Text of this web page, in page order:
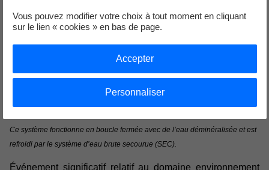
correspondait pas à la configuration du réacteur.
Toutefois, les échangeurs sont restés pleinement fonctionnels tout au
long de cette période. Les équipes ont donc recalculé les valeurs avec
des données corrigées, assurant ainsi la conformité des résultats.
Ce système fonctionne en boucle fermée avec de l’eau déminéralisée et est
refroidi par le système d’eau brute secourue (SEC).
Événement significatif relatif au domaine environnement
Vous pouvez modifier votre choix à tout moment en cliquant
sur le lien « cookies » en bas de page.
Personnaliser
Accepter